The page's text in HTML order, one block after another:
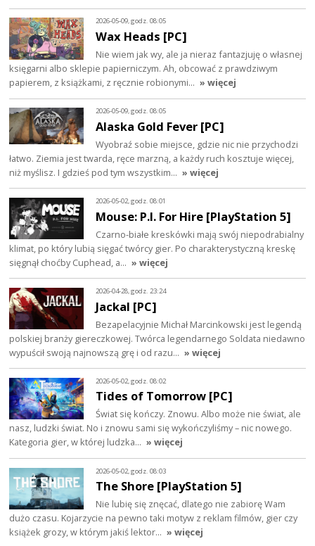
2026-05-09, godz. 08:05
Wax Heads [PC]
Nie wiem jak wy, ale ja nieraz fantazjuję o własnej
księgarni albo sklepie papierniczym. Ah, obcować z prawdziwym
papierem, z książkami, z ręcznie robionymi… » więcej
2026-05-09, godz. 08:05
Alaska Gold Fever [PC]
Wyobraź sobie miejsce, gdzie nic nie przychodzi
łatwo. Ziemia jest twarda, ręce marzną, a każdy ruch kosztuje więcej,
niż myślisz. I gdzieś pod tym wszystkim… » więcej
2026-05-02, godz. 08:01
Mouse: P.I. For Hire [PlayStation 5]
Czarno-białe kreskówki mają swój niepodrabialny
klimat, po który lubią sięgać twórcy gier. Po charakterystyczną kreskę
sięgnął choćby Cuphead, a… » więcej
2026-04-28, godz. 23:24
Jackal [PC]
Bezapelacyjnie Michał Marcinkowski jest legendą
polskiej branży giereczkowej. Twórca legendarnego Soldata niedawno
wypuścił swoją najnowszą grę i od razu… » więcej
2026-05-02, godz. 08:02
Tides of Tomorrow [PC]
Świat się kończy. Znowu. Albo może nie świat, ale
nasz, ludzki świat. No i znowu sami się wykończyliśmy – nic nowego.
Kategoria gier, w której ludzka… » więcej
2026-05-02, godz. 08:03
The Shore [PlayStation 5]
Nie lubię się znęcać, dlatego nie zabiorę Wam
dużo czasu. Kojarzycie na pewno taki motyw z reklam filmów, gier czy
książek grozy, w którym jakiś lektor… » więcej